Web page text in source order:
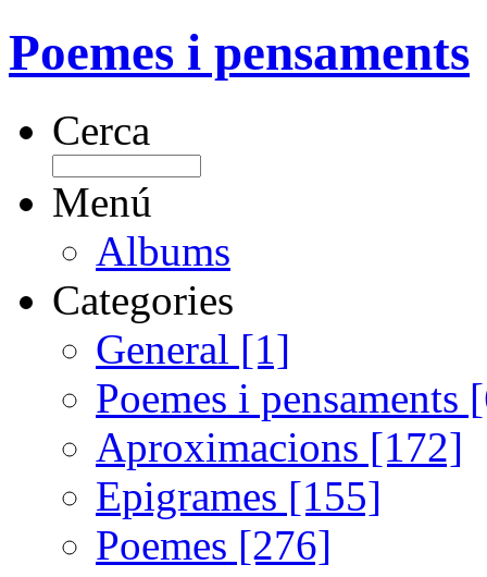
Poemes i pensaments
Cerca
Menú
Albums
Categories
General [1]
Poemes i pensaments
Aproximacions [172]
Epigrames [155]
Poemes [276]